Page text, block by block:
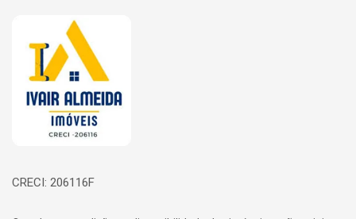
Página inicial
CRECI: 206116F